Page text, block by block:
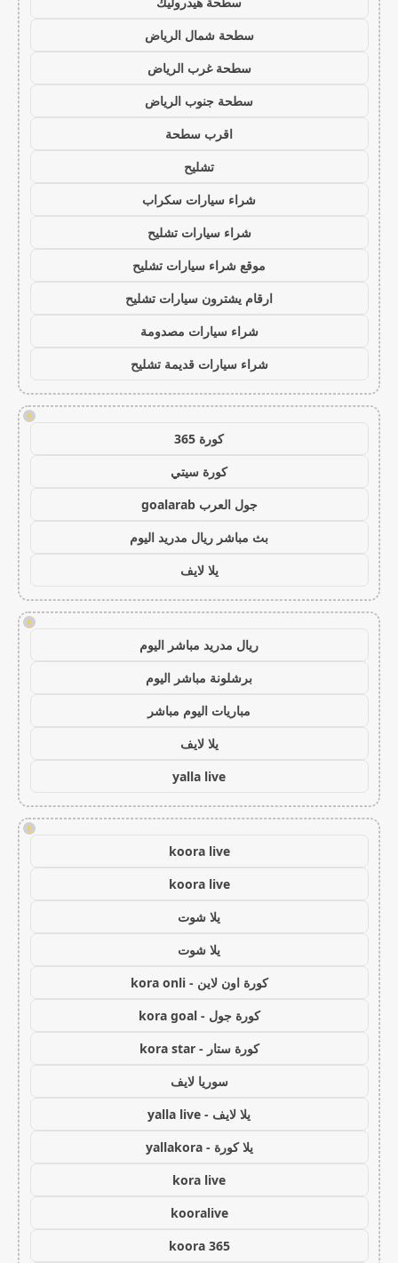
سطحة شمال الرياض
سطحة غرب الرياض
سطحة جنوب الرياض
اقرب سطحة
تشليح
شراء سيارات سكراب
شراء سيارات تشليح
موقع شراء سيارات تشليح
ارقام يشترون سيارات تشليح
شراء سيارات مصدومة
شراء سيارات قديمة تشليح
!
كورة 365
كورة سيتي
جول العرب goalarab
بث مباشر ريال مدريد اليوم
يلا لايف
!
ريال مدريد مباشر اليوم
برشلونة مباشر اليوم
مباريات اليوم مباشر
يلا لايف
yalla live
!
koora live
koora live
يلا شوت
يلا شوت
كورة اون لاين - kora onli
كورة جول - kora goal
كورة ستار - kora star
سوريا لايف
يلا لايف - yalla live
يلا كورة - yallakora
kora live
kooralive
koora 365